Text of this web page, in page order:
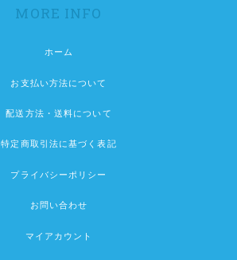
MORE INFO
ホーム
お支払い方法について
配送方法・送料について
特定商取引法に基づく表記
プライバシーポリシー
お問い合わせ
マイアカウント